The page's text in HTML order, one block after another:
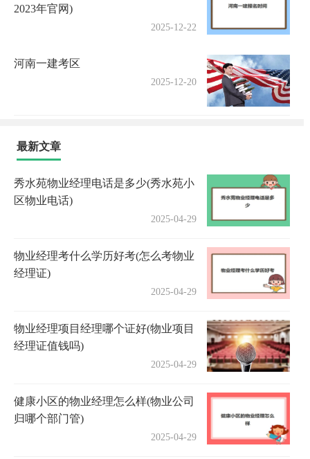
2023年官网)
2025-12-22
河南一建考区
2025-12-20
最新文章
秀水苑物业经理电话是多少(秀水苑小
区物业电话)
2025-04-29
物业经理考什么学历好考(怎么考物业
经理证)
2025-04-29
物业经理项目经理哪个证好(物业项目
经理证值钱吗)
2025-04-29
健康小区的物业经理怎么样(物业公司
归哪个部门管)
2025-04-29